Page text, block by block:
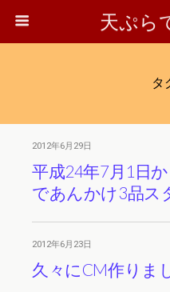
天ぷら
タ
2012年6月29日
平成24年7月1日
であんかけ3品ス
2012年6月23日
久々にCM作りま